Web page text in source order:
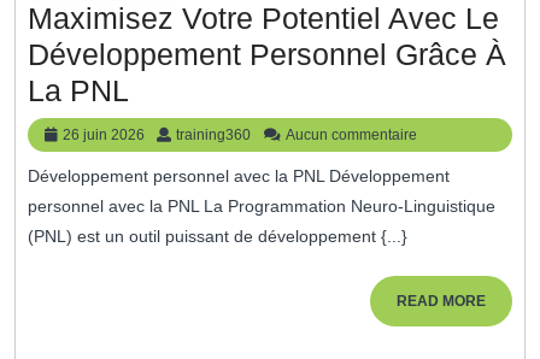
Maximisez Votre Potentiel Avec Le
Développement Personnel Grâce À
La PNL
Votre
Potentiel
Avec
Le
26 juin 2026
26
juin
2026
training360 training360
Aucun commentaire
Développement personnel avec la PNL Développement
personnel avec la PNL La Programmation Neuro-Linguistique
(PNL) est un outil puissant de développement {...}
READ MOREREAD
MORE